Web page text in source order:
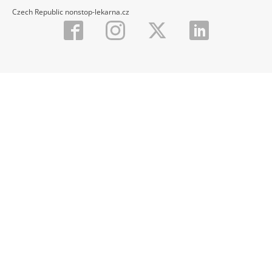
Czech Republic nonstop-lekarna.cz